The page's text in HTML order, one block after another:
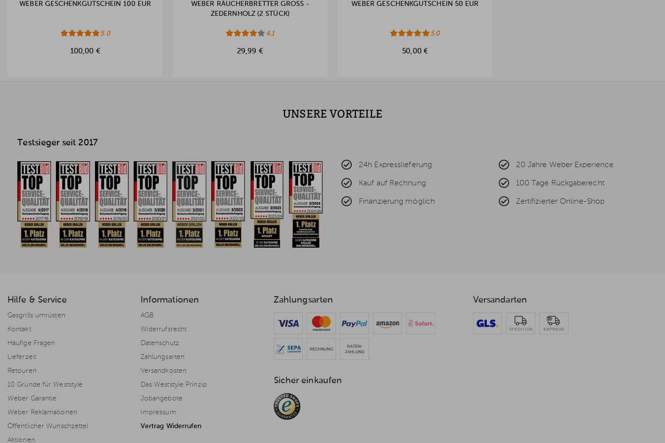
WEBER GESCHENKGUTSCHEIN 100 EUR
5.0
100,00 €
WEBER RÄUCHERBRETTER GROSS - Z
EDERNHOLZ (2 STÜCK)
4.1
29,99 €
WEBER GESCHENKGUTSCHEIN 50 EUR
5.0
50,00 €
UNSERE VORTEILE
Testsieger seit 2017
24h Expresslieferung
Kauf auf Rechnung
Finanzierung möglich
20 Jahre Weber Experience
100 Tage Rückgaberecht
Zertifizierter Online-Shop
Hilfe & Service
Gasgrills umrüsten
Kontakt
Häufige Fragen
Lieferzeit
Retouren
10 Gründe für Weststyle
Weber Garantie
Weber Reklamationen
Öffentlicher Wunschzettel
Aktionen
Informationen
AGB
Widerrufsrecht
Datenschutz
Zahlungsarten
Versandkosten
Das Weststyle Prinzip
Jobangebote
Impressum
Vertrag Widerrufen
Zahlungsarten Versandarten
Sicher einkaufen